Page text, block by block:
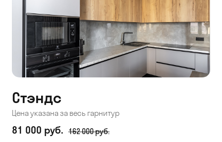
Стэндс
Цена указана за весь гарнитур
81 000 руб. 162 000 руб.